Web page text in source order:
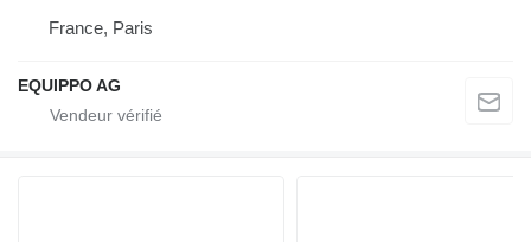
France, Paris
EQUIPPO AG